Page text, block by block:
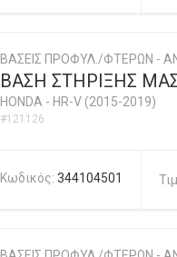
ΒΑΣΕΙΣ ΠΡΟΦΥΛ./ΦΤΕΡΩΝ -
ΒΑΣΗ ΣΤΗΡΙΞΗΣ
HONDA - HR-V (2015-2019)
#121126
Κωδικός: 344104501